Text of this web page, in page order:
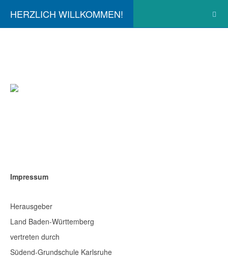
HERZLICH WILLKOMMEN!
Impressum
Herausgeber
Land Baden-Württemberg
vertreten durch
Südend-Grundschule Karlsruhe